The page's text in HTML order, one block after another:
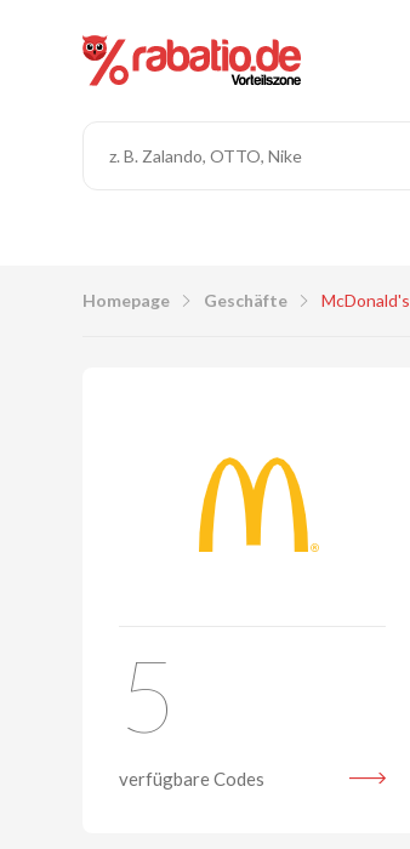
Homepage Geschäfte McDonald's
5
verfügbare Codes